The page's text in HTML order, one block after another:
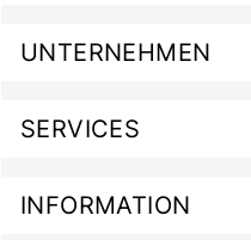
UNTERNEHMEN
SERVICES
INFORMATION